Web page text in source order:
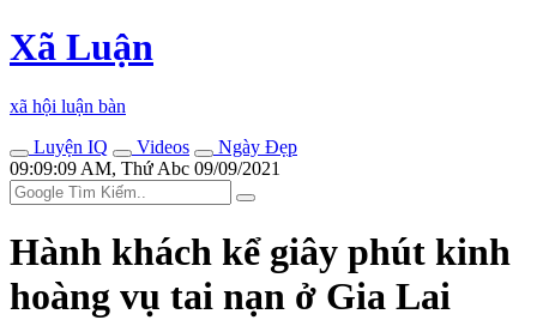
Xã Luận
xã hội luận bàn
Luyện IQ
Videos
Ngày Đẹp
09:09:09 AM, Thứ Abc 09/09/2021
Hành khách kể giây phút kinh
hoàng vụ tai nạn ở Gia Lai